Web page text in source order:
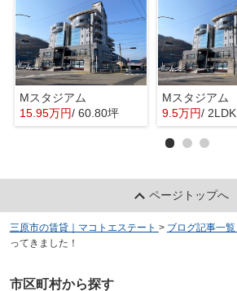
Mスタジアム
15.95万円/ 60.80坪
Mスタジアム
9.5万円/ 2LDK
ページトップへ
三原市の賃貸｜マコトエステート > ブログ記事一覧
ってきました！
市区町村から探す